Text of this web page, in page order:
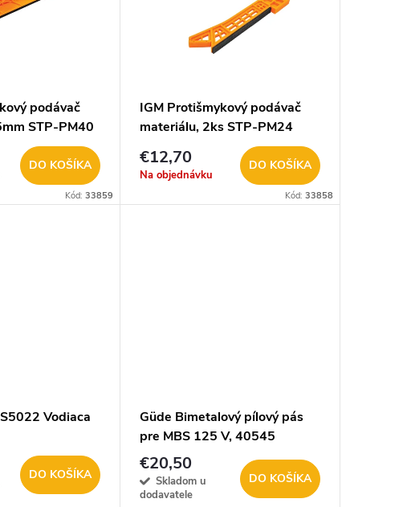
podávač
STP-PM40
DO KOŠÍKA
Kód: 33859
IGM Protišmykový podávač
materiálu, 2ks STP-PM24
€12,70
Na objednávku
DO KOŠÍKA
Kód: 33858
Vodiaca
DO KOŠÍKA
Güde Bimetalový pílový pás
pre MBS 125 V, 40545
€20,50
Skladom u
dodavatele
DO KOŠÍKA